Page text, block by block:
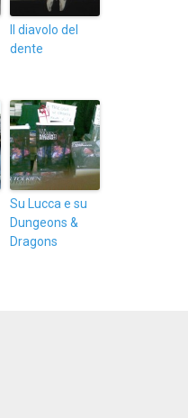
Il diavolo del
dente
Su Lucca e su
Dungeons &
Dragons